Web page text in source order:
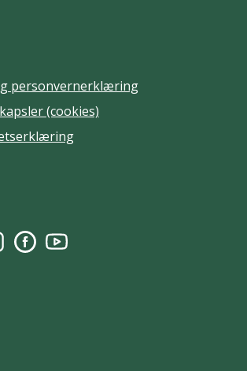
personvernerklæring
(cookies)